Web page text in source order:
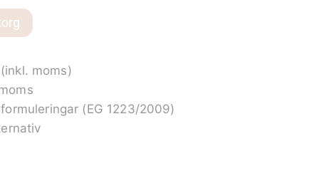
moms)
(EG 1223/2009)